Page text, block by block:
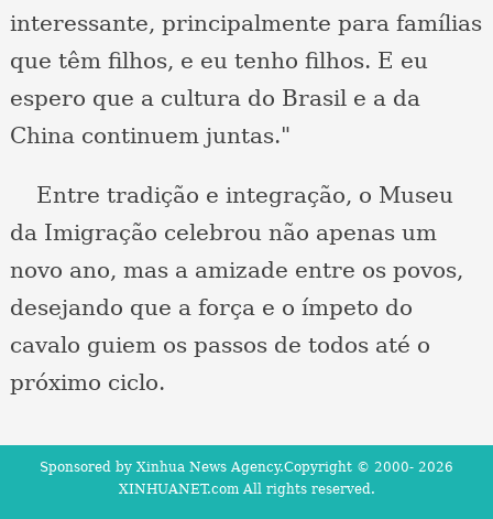
interessante, principalmente para famílias
que têm filhos, e eu tenho filhos. E eu
espero que a cultura do Brasil e a da
China continuem juntas."
Entre tradição e integração, o Museu
da Imigração celebrou não apenas um
novo ano, mas a amizade entre os povos,
desejando que a força e o ímpeto do
cavalo guiem os passos de todos até o
próximo ciclo.
Sponsored by Xinhua News Agency.Copyright © 2000- 2026
XINHUANET.com All rights reserved.